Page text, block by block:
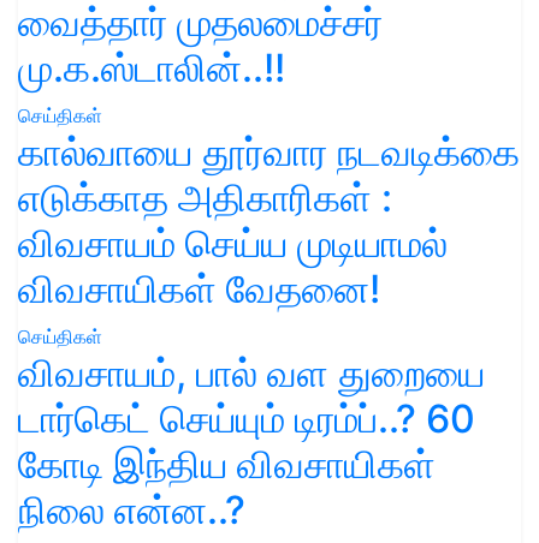
வைத்தார் முதலமைச்சர்
மு.க.ஸ்டாலின்..!!
செய்திகள்
கால்வாயை தூர்வார நடவடிக்கை
எடுக்காத அதிகாரிகள் :
விவசாயம் செய்ய முடியாமல்
விவசாயிகள் வேதனை!
செய்திகள்
விவசாயம், பால் வள துறையை
டார்கெட் செய்யும் டிரம்ப்..? 60
கோடி இந்திய விவசாயிகள்
நிலை என்ன..?